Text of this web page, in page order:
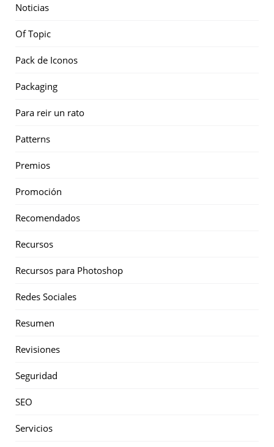
Noticias
Of Topic
Pack de Iconos
Packaging
Para reir un rato
Patterns
Premios
Promoción
Recomendados
Recursos
Recursos para Photoshop
Redes Sociales
Resumen
Revisiones
Seguridad
SEO
Servicios